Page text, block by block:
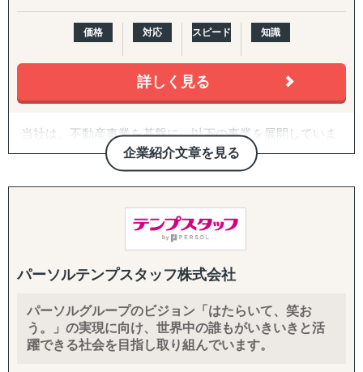
て、日本経済の労働不足解消の一助になることを目標に人
材を必要としている求人企業へ、適正ある人材を提供し続
けるために、外国人材に特化した人材紹介プラットフォー
ム『トレマチ』を2022年10月17日よりサービスを開始いた
価格 対応 スピード 知識
詳しく見る
企業紹介文章を見る
当社は、不動産事業を基盤に、以下の事業を展開していま
す。
・海外人材紹介・派遣
・登録支援機関
・日本語学校運営（バングラデシュ）
海外人材事業では、日本で働きたい外国人材と、人材不足
受け入れ、定着まで一貫してサポートしています。
主な対応領域は、以下のとおりです。
・技術・人文知識・国際業務を中心とした高度外国人材の
紹介・派遣
パーソルテンプスタッフ株式会社
パーソルグループのビジョン「はたらいて、笑お
う。」の実現に向け、世界中の誰もがいきいきと活
躍できる社会を目指し取り組んでいます。